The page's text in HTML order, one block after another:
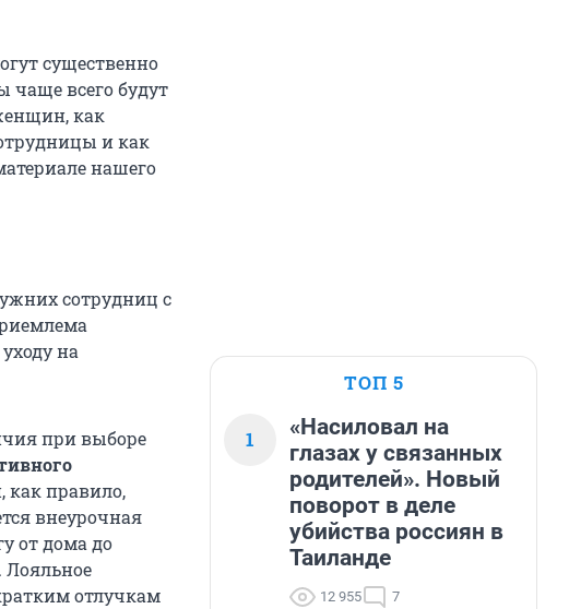
существенно
всего будут
как
и как
нашего
сотрудниц с
на
при выборе
как правило,
внеурочная
от дома до
Лояльное
отлучкам
ТОП 5
1
«Насиловал на
глазах у связанных
родителей». Новый
поворот в деле
убийства россиян в
Таиланде
12 955 7